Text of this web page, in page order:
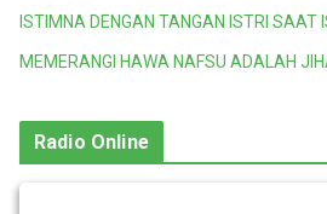
ISTIMNA DENGAN TANGAN ISTRI SAAT
MEMERANGI HAWA NAFSU ADALAH
Radio Online